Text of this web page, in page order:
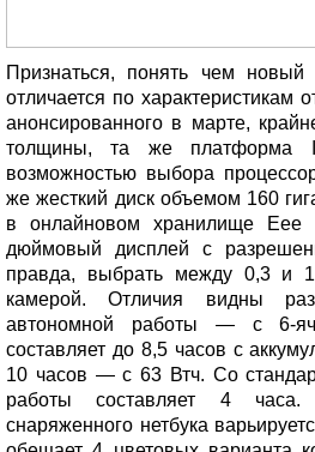
Признаться, понять чем
отличается по характеристикам
анонсированного в марте,
толщины, та же платформа
возможностью выбора
же жесткий диск объемом 160
в онлайновом хранилище
дюймовый дисплей с
правда, выбрать между 0,3 и
камерой. Отличия видны
автономной работы — с 6-
составляет до 8,5 часов с
10 часов — с 63 Втч. Со
работы составляет 4 часа.
снаряженного нетбука